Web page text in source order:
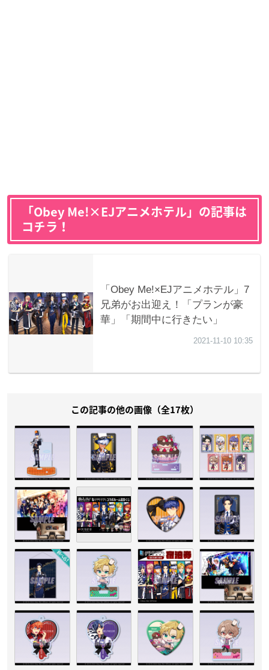
「Obey Me!×EJアニメホテル」の記事は
コチラ！
この記事の他の画像（全17枚）